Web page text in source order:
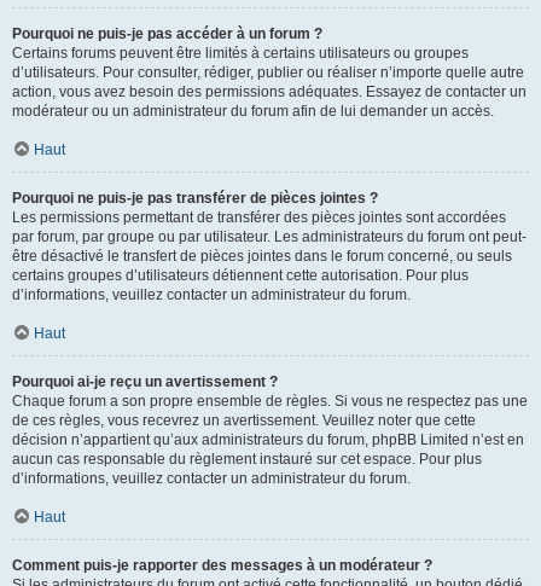
Pourquoi ne puis-je pas accéder à un forum ?
Certains forums peuvent être limités à certains utilisateurs ou groupes
d’utilisateurs. Pour consulter, rédiger, publier ou réaliser n’importe quelle autre
action, vous avez besoin des permissions adéquates. Essayez de contacter un
modérateur ou un administrateur du forum afin de lui demander un accès.
Haut
Pourquoi ne puis-je pas transférer de pièces jointes ?
Les permissions permettant de transférer des pièces jointes sont accordées
par forum, par groupe ou par utilisateur. Les administrateurs du forum ont peut-
être désactivé le transfert de pièces jointes dans le forum concerné, ou seuls
certains groupes d’utilisateurs détiennent cette autorisation. Pour plus
d’informations, veuillez contacter un administrateur du forum.
Haut
Pourquoi ai-je reçu un avertissement ?
Chaque forum a son propre ensemble de règles. Si vous ne respectez pas une
de ces règles, vous recevrez un avertissement. Veuillez noter que cette
décision n’appartient qu’aux administrateurs du forum, phpBB Limited n’est en
aucun cas responsable du règlement instauré sur cet espace. Pour plus
d’informations, veuillez contacter un administrateur du forum.
Haut
Comment puis-je rapporter des messages à un modérateur ?